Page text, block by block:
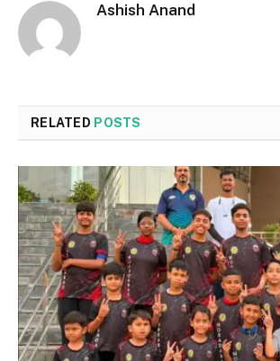
Ashish Anand
RELATED POSTS